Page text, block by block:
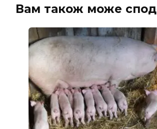
Вам також може